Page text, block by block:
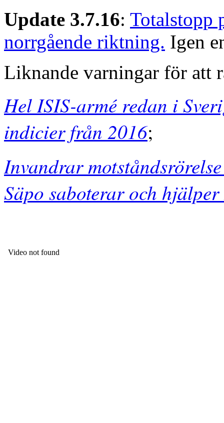
Update 3.7.16: Totalstopp
norrgående riktning. Igen
Liknande varningar för att
Hel ISIS-armé redan i
indicier från 2016;
Invandrar
Säpo saboterar och